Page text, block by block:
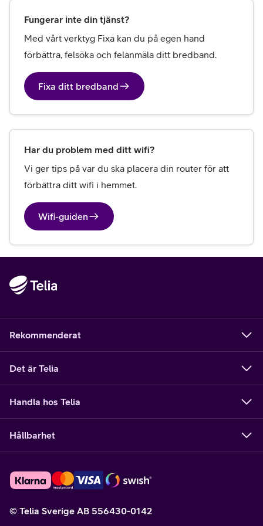
Fungerar inte din tjänst?
Med vårt verktyg Fixa kan du på egen hand
förbättra, felsöka och felanmäla ditt bredband.
Fixa ditt bredband
Har du problem med ditt wifi?
Vi ger tips på var du ska placera din router för att
förbättra ditt wifi i hemmet.
Wifi-guiden
Rekommenderat
Det är Telia
Handla hos Telia
Hållbarhet
© Telia Sverige AB 556430-0142